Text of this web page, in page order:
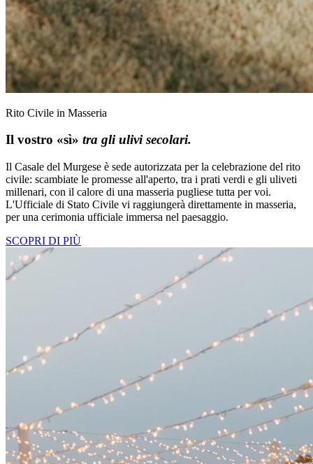
Rito Civile in Masseria
Il vostro «sì» tra gli ulivi secolari.
Il Casale del Murgese è sede autorizzata per la celebrazione del rito
civile: scambiate le promesse all'aperto, tra i prati verdi e gli uliveti
millenari, con il calore di una masseria pugliese tutta per voi.
L'Ufficiale di Stato Civile vi raggiungerà direttamente in masseria,
per una cerimonia ufficiale immersa nel paesaggio.
SCOPRI DI PIÙ